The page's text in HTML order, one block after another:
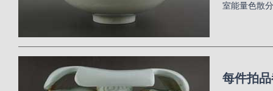
室能量色散
每件拍